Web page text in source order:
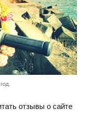
отзывы о сайте